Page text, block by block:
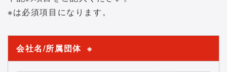
※は必須項目になります。
会社名/所属団体 ※